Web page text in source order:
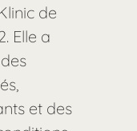
de
Elle a
et des